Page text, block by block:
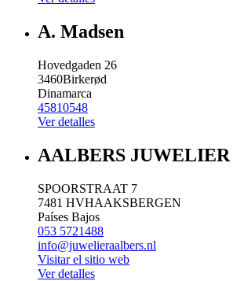
A. Madsen
Hovedgaden 26
3460Birkerød
Dinamarca
45810548
Ver detalles
AALBERS JUWELIER
SPOORSTRAAT 7
7481 HVHAAKSBERGEN
Países Bajos
053 5721488
info@juwelieraalbers.nl
Visitar el sitio web
Ver detalles